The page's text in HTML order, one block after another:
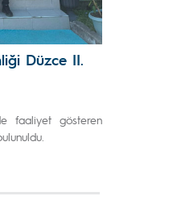
Düzce II.
faaliyet gösteren